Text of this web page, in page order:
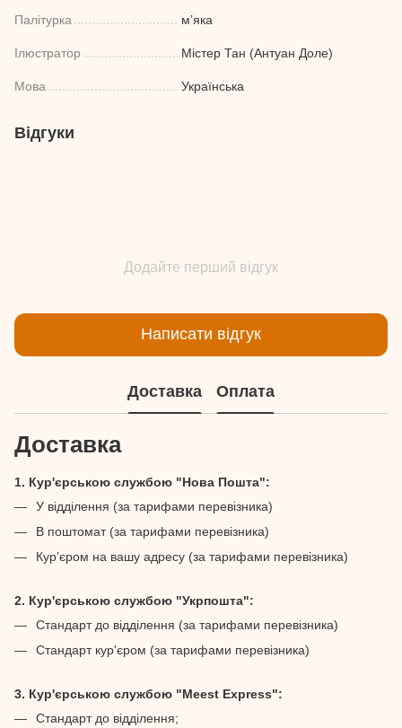
Палітурка м’яка
Ілюстратор Містер Тан (Антуан Доле)
Мова Українська
Відгуки
Додайте перший відгук
Написати відгук
Доставка Оплата
Доставка
1. Кур'єрською службою "Нова Пошта":
У відділення (за тарифами перевізника)
В поштомат (за тарифами перевізника)
Кур’єром на вашу адресу (за тарифами перевізника)
2. Кур'єрською службою "Укрпошта":
Стандарт до відділення (за тарифами перевізника)
Стандарт кур'єром (за тарифами перевізника)
3. Кур'єрською службою "Meest Express":
Стандарт до відділення;